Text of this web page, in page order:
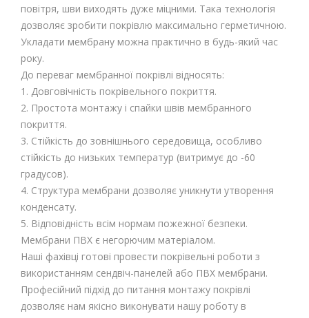
повітря, шви виходять дуже міцними. Така технологія
дозволяє зробити покрівлю максимально герметичною.
Укладати мембрану можна практично в будь-який час
року.
До переваг мембранної покрівлі відносять:
1. Довговічність покрівельного покриття.
2. Простота монтажу і спайки швів мембранного
покриття.
3. Стійкість до зовнішнього середовища, особливо
стійкість до низьких температур (витримує до -60
градусов).
4. Структура мембрани дозволяє уникнути утворення
конденсату.
5. Відповідність всім нормам пожежної безпеки.
Мембрани ПВХ є негорючим матеріалом.
Наші фахівці готові провести покрівельні роботи з
використанням сендвіч-панелей або ПВХ мембрани.
Професійний підхід до питання монтажу покрівлі
дозволяє нам якісно виконувати нашу роботу в